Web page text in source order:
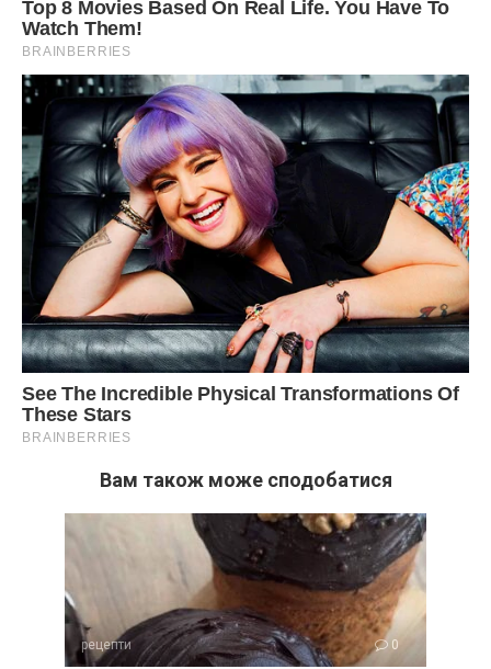
Вам також може сподобатися
рецепти 0